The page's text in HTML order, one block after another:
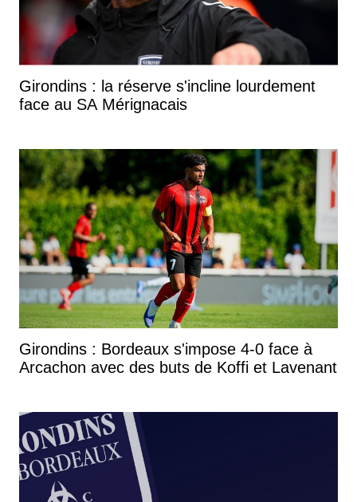
Girondins : la réserve s'incline lourdement
face au SA Mérignacais
Girondins : Bordeaux s'impose 4-0 face à
Arcachon avec des buts de Koffi et Lavenant